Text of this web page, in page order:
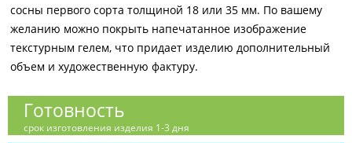
сосны первого сорта толщиной 18 или 35 мм. По вашему
желанию можно покрыть напечатанное изображение
текстурным гелем, что придает изделию дополнительный
объем и художественную фактуру.
Готовность
срок изготовления изделия 1-3 дня